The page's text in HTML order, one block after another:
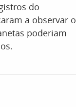
do
a observar o
poderiam